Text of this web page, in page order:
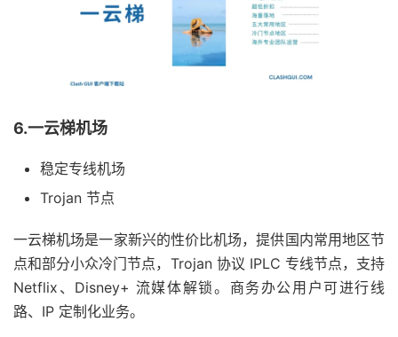
6.一云梯机场
稳定专线机场
Trojan 节点
一云梯机场是一家新兴的性价比机场，提供国内常用地区节
点和部分小众冷门节点，Trojan 协议 IPLC 专线节点，支持
Netflix、Disney+ 流媒体解锁。商务办公用户可进行线
路、IP 定制化业务。